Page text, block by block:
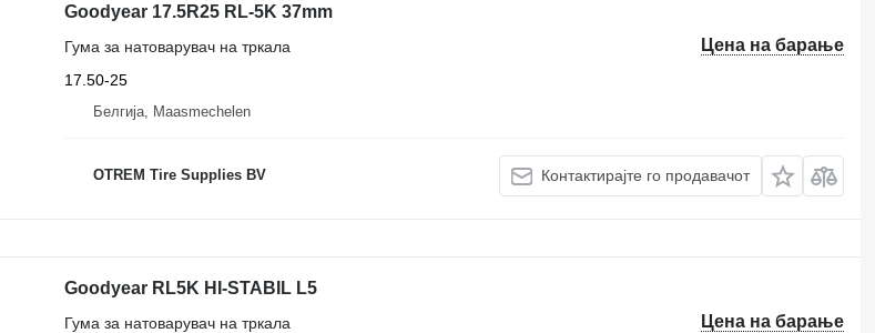
Goodyear 17.5R25 RL-5K 37mm
Цена на барање
Гума за натоварувач на тркала
17.50-25
Белгија, Maasmechelen
OTREM Tire Supplies BV Контактирајте го продавачот
Goodyear RL5K HI-STABIL L5
Цена на барање
Гума за натоварувач на тркала